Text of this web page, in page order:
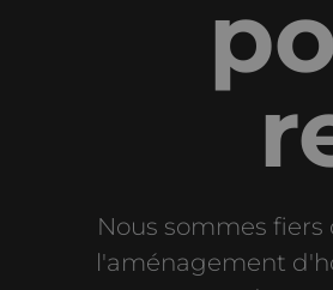
Nous sommes
l'aménagement